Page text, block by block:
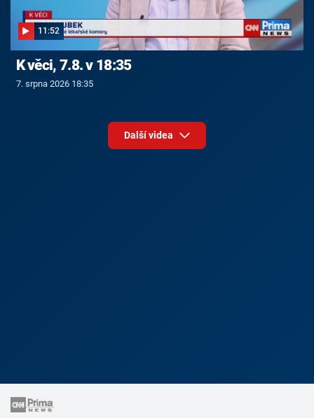
11:52
K věci, 7.8. v 18:35
7. srpna 2026 18:35
Další videa